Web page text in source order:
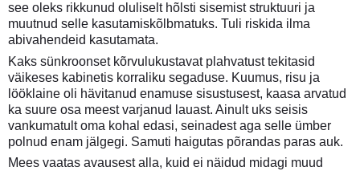
see oleks rikkunud oluliselt hõlsti sisemist struktuuri ja
muutnud selle kasutamiskõlbmatuks. Tuli riskida ilma
abivahendeid kasutamata.
Kaks sünkroonset kõrvulukustavat plahvatust tekitasid
väikeses kabinetis korraliku segaduse. Kuumus, risu ja
lööklaine oli hävitanud enamuse sisustusest, kaasa arvatud
ka suure osa meest varjanud lauast. Ainult uks seisis
vankumatult oma kohal edasi, seinadest aga selle ümber
polnud enam jälgegi. Samuti haigutas põrandas paras auk.
Mees vaatas avausest alla, kuid ei näidud midagi muud